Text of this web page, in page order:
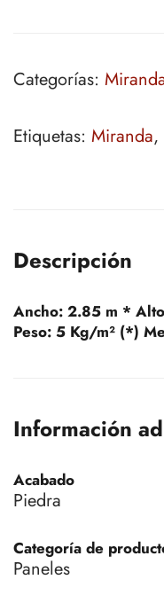
Categorías:
Etiquetas: Miranda,
Descripción
Ancho: 2.85 m *
Peso: 5 Kg/m² (*)
Información
Acabado
Piedra
Categoría de
Paneles